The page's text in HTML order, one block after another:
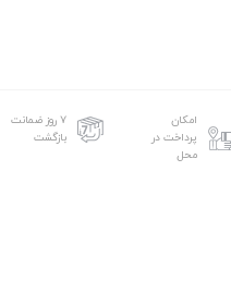
امکان
پرداخت در
محل
۷ روز ضمانت
بازگشت